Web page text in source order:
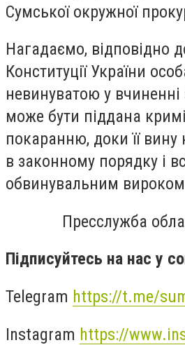
Сумської окружної
Нагадаємо, відповідно
Конституції України
невинуватою у вчиненні
може бути піддана
покаранню, доки її вину
в законному порядку і
обвинувальним вироком
Пресслужба
Підписуйтесь на нас у
Telegram https://t.me/
Instagram https://